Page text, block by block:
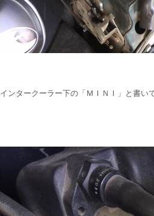
インタークーラー下の「ＭＩＮＩ」と書い